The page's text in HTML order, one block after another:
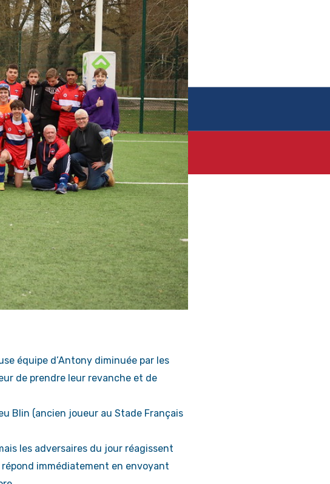
équipe d’Antony diminuée par les
de prendre leur revanche et de
Blin (ancien joueur au Stade Français
les adversaires du jour réagissent
immédiatement en envoyant